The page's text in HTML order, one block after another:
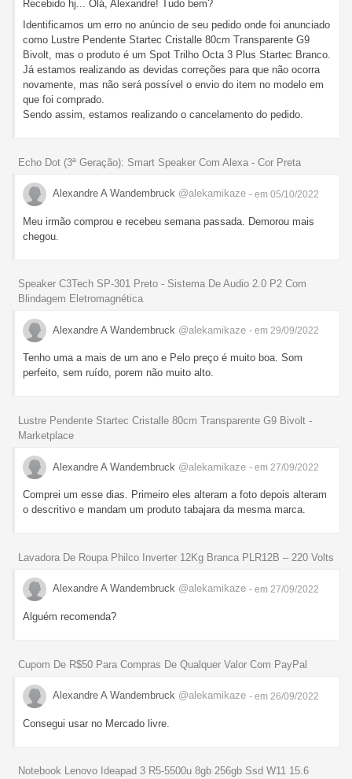
Recebido hj... Olá, Alexandre! Tudo bem?
Identificamos um erro no anúncio de seu pedido onde foi anunciado
como Lustre Pendente Startec Cristalle 80cm Transparente G9
Bivolt, mas o produto é um Spot Trilho Octa 3 Plus Startec Branco.
Já estamos realizando as devidas correções para que não ocorra
novamente, mas não será possível o envio do item no modelo em
que foi comprado.
Sendo assim, estamos realizando o cancelamento do pedido.
Echo Dot (3ª Geração): Smart Speaker Com Alexa - Cor Preta
Alexandre A Wandembruck @alekamikaze - em 05/10/2022
Meu irmão comprou e recebeu semana passada. Demorou mais
chegou.
Speaker C3Tech SP-301 Preto - Sistema De Audio 2.0 P2 Com
Blindagem Eletromagnética
Alexandre A Wandembruck @alekamikaze - em 29/09/2022
Tenho uma a mais de um ano e Pelo preço é muito boa. Som
perfeito, sem ruído, porem não muito alto.
Lustre Pendente Startec Cristalle 80cm Transparente G9 Bivolt -
Marketplace
Alexandre A Wandembruck @alekamikaze - em 27/09/2022
Comprei um esse dias. Primeiro eles alteram a foto depois alteram
o descritivo e mandam um produto tabajara da mesma marca.
Lavadora De Roupa Philco Inverter 12Kg Branca PLR12B – 220 Volts
Alexandre A Wandembruck @alekamikaze - em 27/09/2022
Alguém recomenda?
Cupom De R$50 Para Compras De Qualquer Valor Com PayPal
Alexandre A Wandembruck @alekamikaze - em 26/09/2022
Consegui usar no Mercado livre.
Notebook Lenovo Ideapad 3 R5-5500u 8gb 256gb Ssd W11 15.6